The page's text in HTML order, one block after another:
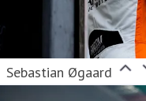
Sebastian Øgaard